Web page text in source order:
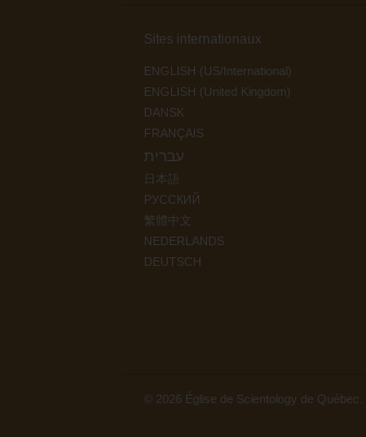
Sites internationaux
ENGLISH (US/International)
ENGLISH (United Kingdom)
DANSK
FRANÇAIS
עברית
日本語
РУССКИЙ
繁體中文
NEDERLANDS
DEUTSCH
© 2026 Église de Scientology de Québec.